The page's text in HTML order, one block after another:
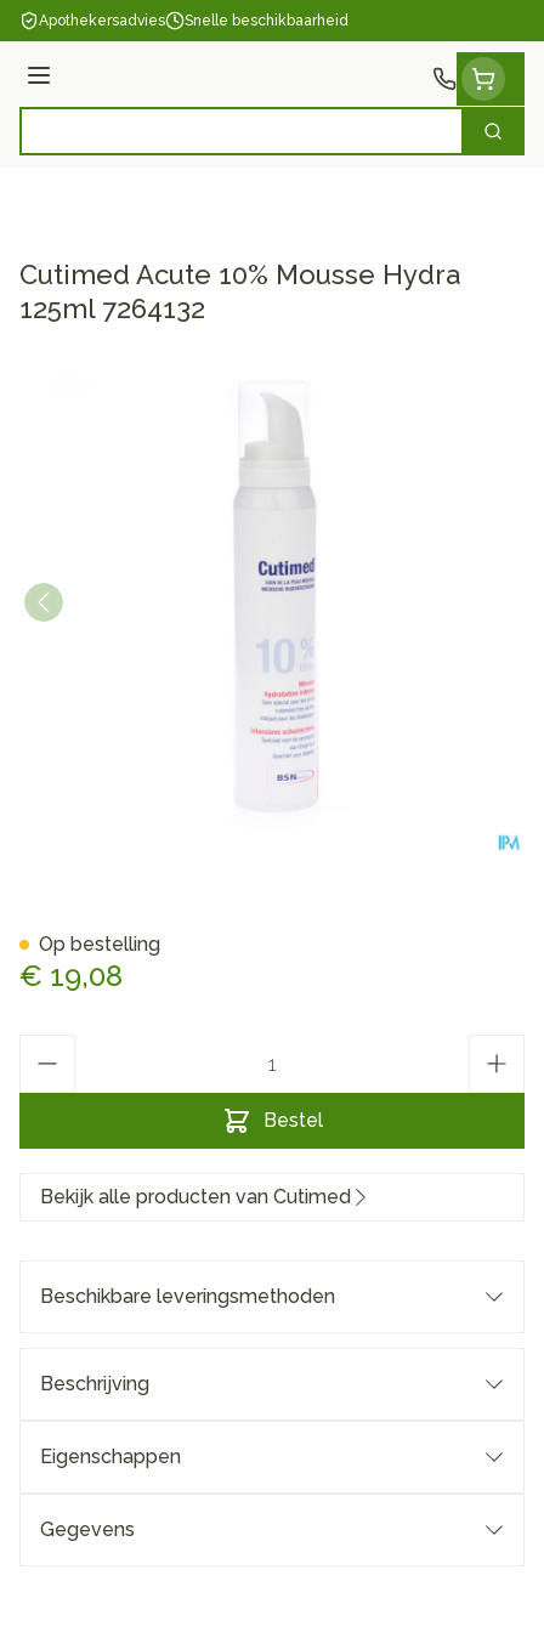
Ga naar de inhoud
Apothekersadvies Snelle beschikbaarheid
Menu
Zoek
Cutimed Acute 10% Mousse Hydra
125ml 7264132
€ 19,08
Bestel
Op bestelling
Bekijk alle producten van Cutimed
Beschikbare leveringsmethoden
Beschrijving
Eigenschappen
Gegevens